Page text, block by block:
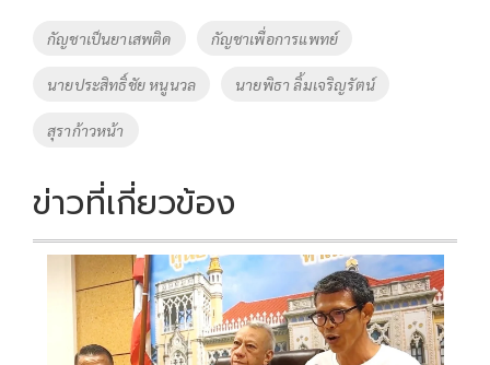
o
o
k
Li
k
Tags
กัญชาเป็นยาเสพติด กัญชาเพื่อการแพทย์
นายประสิทธิ์ชัย หนูนวล นายพิธา ลิ้มเจริญรัตน์
สุราก้าวหน้า
ข่าวที่เกี่ยวข้อง